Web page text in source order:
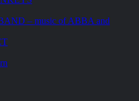
– music of ABBA and